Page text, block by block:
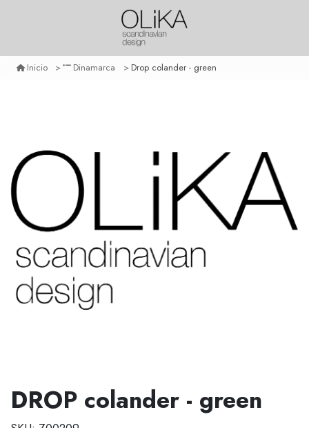
Inicio Dinamarca Drop colander - green
DROP colander - green